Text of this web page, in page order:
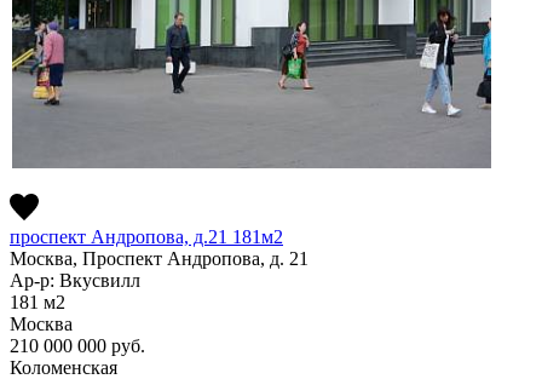
проспект Андропова, д.21 181м2
Москва, Проспект Андропова, д. 21
Ар-р: Вкусвилл
181 м2
Москва
210 000 000 руб.
Коломенская